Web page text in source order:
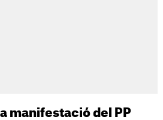
manifestació del PP